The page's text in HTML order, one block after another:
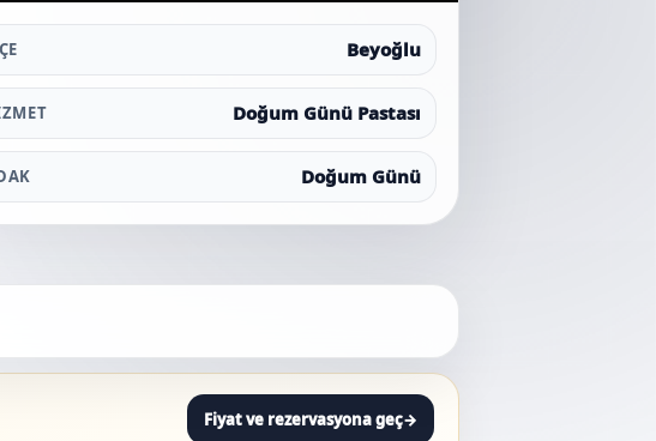
Beyoğlu
Doğum Günü Pastası
Doğum Günü
Fiyat ve rezervasyona geç→